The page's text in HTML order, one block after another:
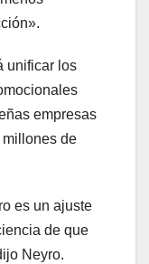
unificar los
empresas
de
es un ajuste
de que
Neyro.